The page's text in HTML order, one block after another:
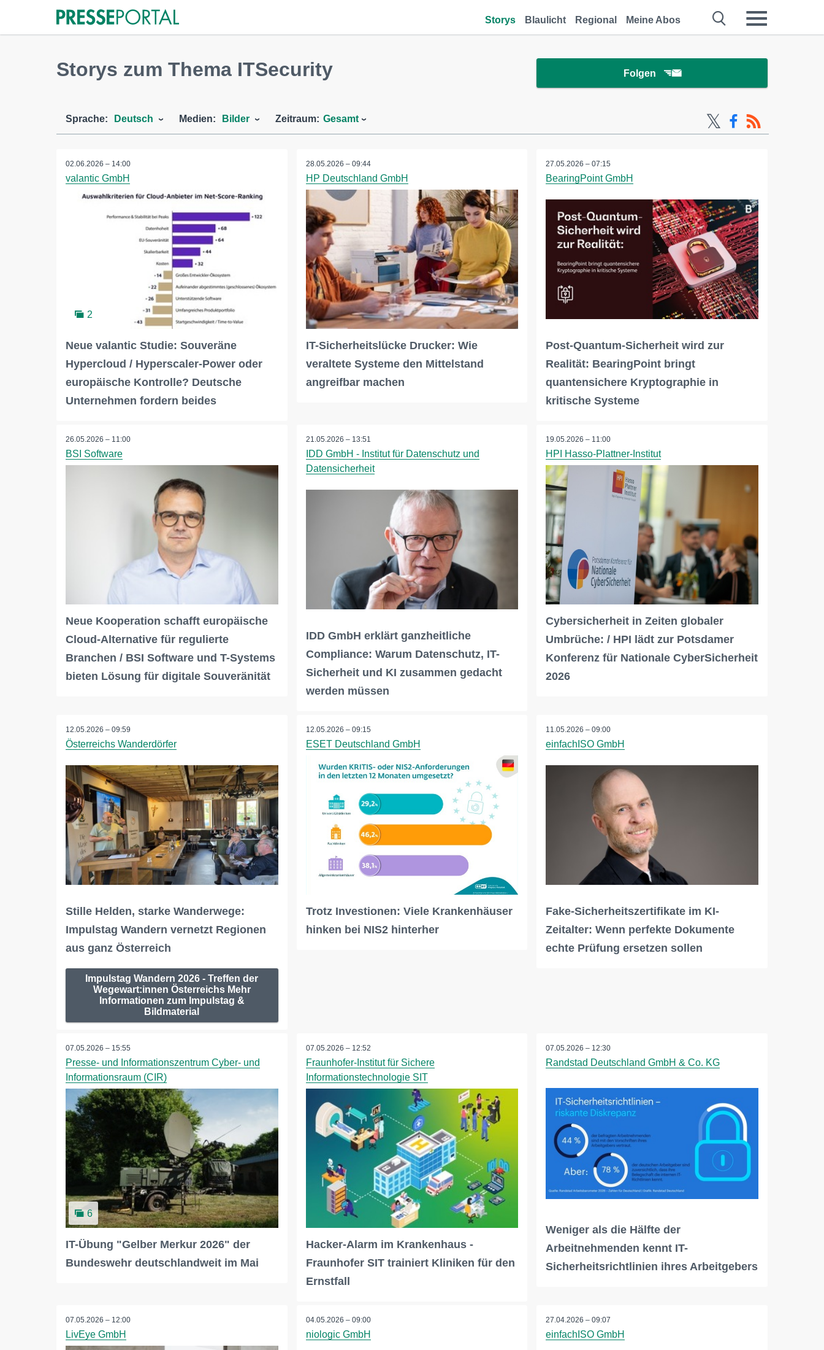
Storys Blaulicht Regional Meine Abos
Storys zum Thema ITSecurity Folgen
Sprache: Deutsch Medien: Bilder Zeitraum: Gesamt
02.06.2026 – 14:00
valantic GmbH
2
Neue valantic Studie: Souveräne
Hypercloud / Hyperscaler-Power oder
europäische Kontrolle? Deutsche
Unternehmen fordern beides
28.05.2026 – 09:44
HP Deutschland GmbH
IT-Sicherheitslücke Drucker: Wie
veraltete Systeme den Mittelstand
angreifbar machen
27.05.2026 – 07:15
BearingPoint GmbH
Post-Quantum-Sicherheit wird zur
Realität: BearingPoint bringt
quantensichere Kryptographie in
kritische Systeme
26.05.2026 – 11:00
BSI Software
Neue Kooperation schafft europäische
Cloud-Alternative für regulierte
Branchen / BSI Software und T-Systems
bieten Lösung für digitale Souveränität
21.05.2026 – 13:51
IDD GmbH - Institut für Datenschutz und
Datensicherheit
IDD GmbH erklärt ganzheitliche
Compliance: Warum Datenschutz, IT-
Sicherheit und KI zusammen gedacht
werden müssen
19.05.2026 – 11:00
HPI Hasso-Plattner-Institut
Cybersicherheit in Zeiten globaler
Umbrüche: / HPI lädt zur Potsdamer
Konferenz für Nationale CyberSicherheit
2026
12.05.2026 – 09:59
Österreichs Wanderdörfer
Stille Helden, starke Wanderwege:
Impulstag Wandern vernetzt Regionen
aus ganz Österreich
Impulstag Wandern 2026 - Treffen der
Wegewart:innen Österreichs Mehr
Informationen zum Impulstag &
Bildmaterial
12.05.2026 – 09:15
ESET Deutschland GmbH
Trotz Investionen: Viele Krankenhäuser
hinken bei NIS2 hinterher
11.05.2026 – 09:00
einfachISO GmbH
Fake-Sicherheitszertifikate im KI-
Zeitalter: Wenn perfekte Dokumente
echte Prüfung ersetzen sollen
07.05.2026 – 15:55
Presse- und Informationszentrum Cyber- und
Informationsraum (CIR)
6
IT-Übung "Gelber Merkur 2026" der
Bundeswehr deutschlandweit im Mai
07.05.2026 – 12:52
Fraunhofer-Institut für Sichere
Informationstechnologie SIT
Hacker-Alarm im Krankenhaus -
Fraunhofer SIT trainiert Kliniken für den
Ernstfall
07.05.2026 – 12:30
Randstad Deutschland GmbH & Co. KG
Weniger als die Hälfte der
Arbeitnehmenden kennt IT-
Sicherheitsrichtlinien ihres Arbeitgebers
07.05.2026 – 12:00
LivEye GmbH
04.05.2026 – 09:00
niologic GmbH
27.04.2026 – 09:07
einfachISO GmbH